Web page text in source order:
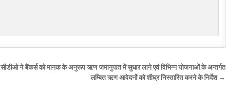
सीडीओ ने बैंकर्स को मानक के अनुरूप ऋण जमानुपात में सुधार लाने एवं विभिन्न योजनाओं के अन्तर्गत
लम्बित ऋण आवेदनों को शीघ्र निस्तारित करने के निर्देश →